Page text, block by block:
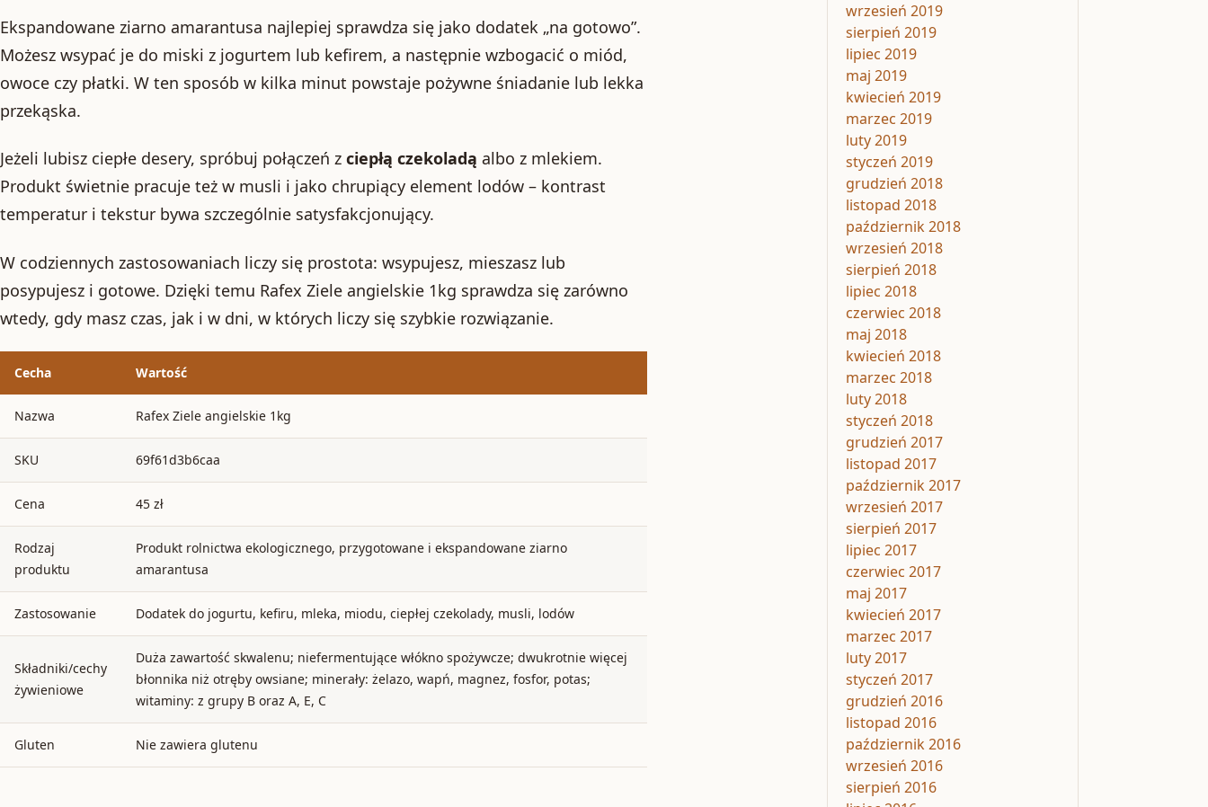
Ekspandowane ziarno amarantusa najlepiej sprawdza się jako dodatek „na gotowo”.
Możesz wsypać je do miski z jogurtem lub kefirem, a następnie wzbogacić o miód,
owoce czy płatki. W ten sposób w kilka minut powstaje pożywne śniadanie lub lekka
przekąska.
Jeżeli lubisz ciepłe desery, spróbuj połączeń z ciepłą czekoladą albo z mlekiem.
Produkt świetnie pracuje też w musli i jako chrupiący element lodów – kontrast
temperatur i tekstur bywa szczególnie satysfakcjonujący.
W codziennych zastosowaniach liczy się prostota: wsypujesz, mieszasz lub
posypujesz i gotowe. Dzięki temu Rafex Ziele angielskie 1kg sprawdza się zarówno
wtedy, gdy masz czas, jak i w dni, w których liczy się szybkie rozwiązanie.
Cecha Wartość
Nazwa Rafex Ziele angielskie 1kg
SKU 69f61d3b6caa
Cena 45 zł
Rodzaj
produktu
Produkt rolnictwa ekologicznego, przygotowane i ekspandowane ziarno
amarantusa
Zastosowanie Dodatek do jogurtu, kefiru, mleka, miodu, ciepłej czekolady, musli, lodów
Składniki/cechy
żywieniowe
Duża zawartość skwalenu; niefermentujące włókno spożywcze; dwukrotnie więcej
błonnika niż otręby owsiane; minerały: żelazo, wapń, magnez, fosfor, potas;
witaminy: z grupy B oraz A, E, C
Gluten Nie zawiera glutenu
wrzesień 2019
sierpień 2019
lipiec 2019
maj 2019
kwiecień 2019
marzec 2019
luty 2019
styczeń 2019
grudzień 2018
listopad 2018
październik 2018
wrzesień 2018
sierpień 2018
lipiec 2018
czerwiec 2018
maj 2018
kwiecień 2018
marzec 2018
luty 2018
styczeń 2018
grudzień 2017
listopad 2017
październik 2017
wrzesień 2017
sierpień 2017
lipiec 2017
czerwiec 2017
maj 2017
kwiecień 2017
marzec 2017
luty 2017
styczeń 2017
grudzień 2016
listopad 2016
październik 2016
wrzesień 2016
sierpień 2016